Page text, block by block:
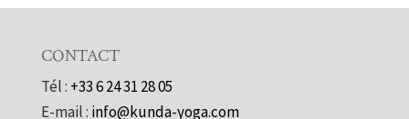
CONTACT
Tél : +33 6 24 31 28 05
E-mail : info@kunda-yoga.com